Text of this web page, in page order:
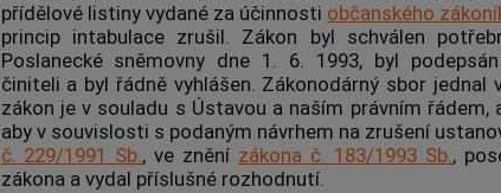
přídělové listiny vydané za účinnosti občanského
princip intabulace zrušil. Zákon byl schválen
Poslanecké sněmovny dne 1. 6. 1993, byl
činiteli a byl řádně vyhlášen. Zákonodárný sbor jednal
zákon je v souladu s Ústavou a naším právním řádem,
aby v souvislosti s podaným návrhem na zrušení
č. 229/1991 Sb., ve znění zákona č. 183/1993 Sb.,
zákona a vydal příslušné rozhodnutí.